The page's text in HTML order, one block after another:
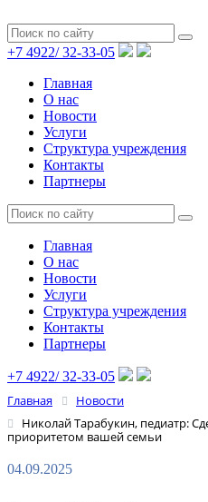
+7 4922/32-33-05
Главная
О нас
Новости
Услуги
Структура учреждения
Контакты
Партнеры
Главная
О нас
Новости
Услуги
Структура учреждения
Контакты
Партнеры
+7 4922/32-33-05
Главная
Новости
Николай Тарабукин, педиатр:
приоритетом вашей семьи
04.09.2025